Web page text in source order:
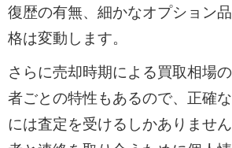
復歴の有無、細かなオプション
格は変動します。
さらに売却時期による買取相場
者ごとの特性もあるので、正確
には査定を受けるしかありませ